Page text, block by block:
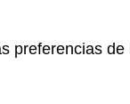
preferencias de